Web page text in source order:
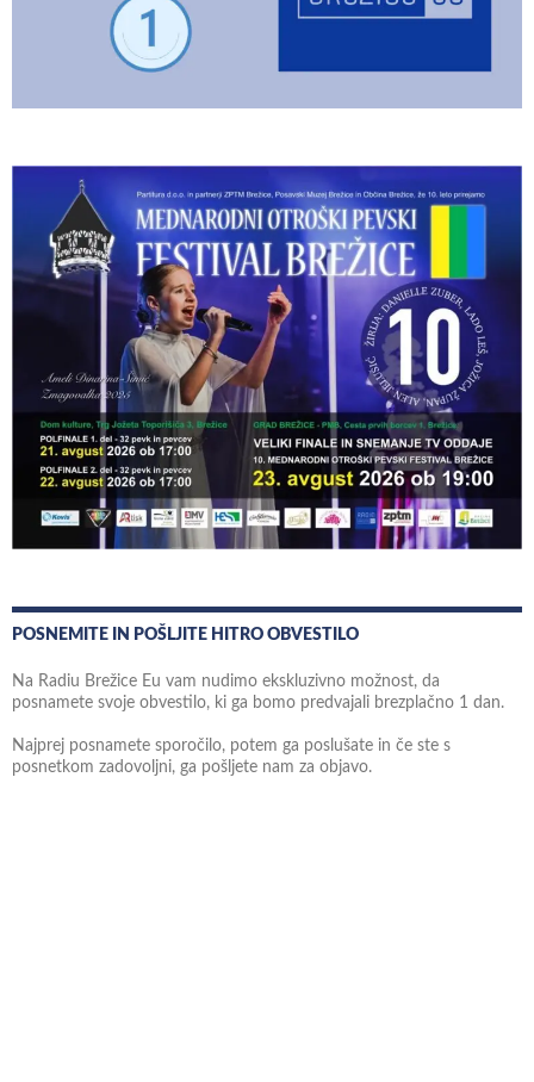
POSNEMITE IN POŠLJITE HITRO OBVESTILO
Na Radiu Brežice Eu vam nudimo ekskluzivno možnost, da
posnamete svoje obvestilo, ki ga bomo predvajali brezplačno 1 dan.
Najprej posnamete sporočilo, potem ga poslušate in če ste s
posnetkom zadovoljni, ga pošljete nam za objavo.